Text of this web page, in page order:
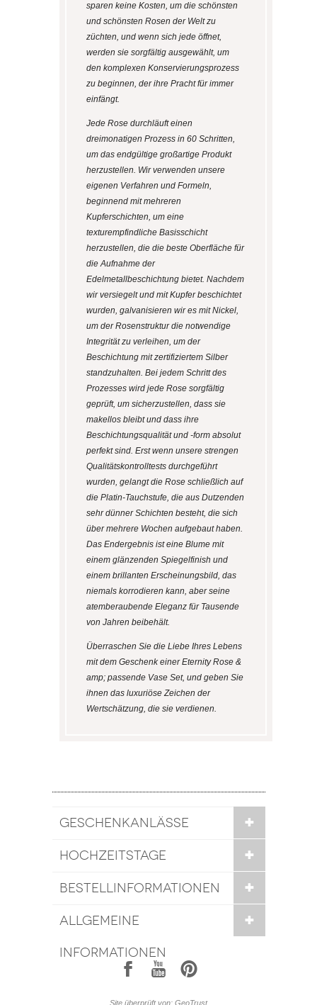
sparen keine Kosten, um die schönsten
und schönsten Rosen der Welt zu
züchten, und wenn sich jede öffnet,
werden sie sorgfältig ausgewählt, um
den komplexen Konservierungsprozess
zu beginnen, der ihre Pracht für immer
einfängt.
Jede Rose durchläuft einen
dreimonatigen Prozess in 60 Schritten,
um das endgültige großartige Produkt
herzustellen. Wir verwenden unsere
eigenen Verfahren und Formeln,
beginnend mit mehreren
Kupferschichten, um eine
texturempfindliche Basisschicht
herzustellen, die die beste Oberfläche für
die Aufnahme der
Edelmetallbeschichtung bietet. Nachdem
wir versiegelt und mit Kupfer beschichtet
wurden, galvanisieren wir es mit Nickel,
um der Rosenstruktur die notwendige
Integrität zu verleihen, um der
Beschichtung mit zertifiziertem Silber
standzuhalten. Bei jedem Schritt des
Prozesses wird jede Rose sorgfältig
geprüft, um sicherzustellen, dass sie
makellos bleibt und dass ihre
Beschichtungsqualität und -form absolut
perfekt sind. Erst wenn unsere strengen
Qualitätskontrolltests durchgeführt
wurden, gelangt die Rose schließlich auf
die Platin-Tauchstufe, die aus Dutzenden
sehr dünner Schichten besteht, die sich
über mehrere Wochen aufgebaut haben.
Das Endergebnis ist eine Blume mit
einem glänzenden Spiegelfinish und
einem brillanten Erscheinungsbild, das
niemals korrodieren kann, aber seine
atemberaubende Eleganz für Tausende
von Jahren beibehält.
Überraschen Sie die Liebe Ihres Lebens
mit dem Geschenk einer Eternity Rose &
amp; passende Vase Set, und geben Sie
ihnen das luxuriöse Zeichen der
Wertschätzung, die sie verdienen.
GESCHENKANLÄSSE
HOCHZEITSTAGE
BESTELLINFORMATIONEN
ALLGEMEINE
INFORMATIONEN
1 7 6
Site überprüft von: GeoTrust